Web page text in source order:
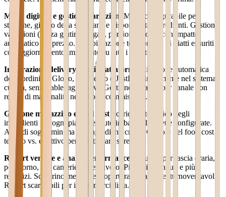
Menù digitale e gestione variazioni Menù configurabile per
stagione, giorno della settimana e disponibilità ingredienti. Gestione
variazioni (senza glutine, vegan, porzioni ridotte) con impatto
automatico sul prezzo. Disabilitazione temporanea di piatti esauriti
con aggiornamento immediato su tutti i tablet.
Integrazione delivery multi-piattaforma
Ricezione automatica
degli ordini da Glovo, Deliveroo e JustEat direttamente nel sistema
cucina, senza tablet aggiuntivi. Gestione separata per canale con
report di marginalità netta dopo commissioni.
Gestione magazzino e food cost Scarico automatico degli
ingredienti per ogni piatto venduto in base alle ricette configurate.
Alert di soglia minima per ingredienti critici. Calcolo del food cost
teorico vs. effettivo per identificare sprechi e furti.
Report vendite e analisi performance Fatturato per fascia oraria,
per giorno, per cameriere, per tavolo. Piatti più venduti e più
redditizi. Scontrino medio per copertura. Analisi del turnover tavoli.
Report scaricabili per il commercialista.